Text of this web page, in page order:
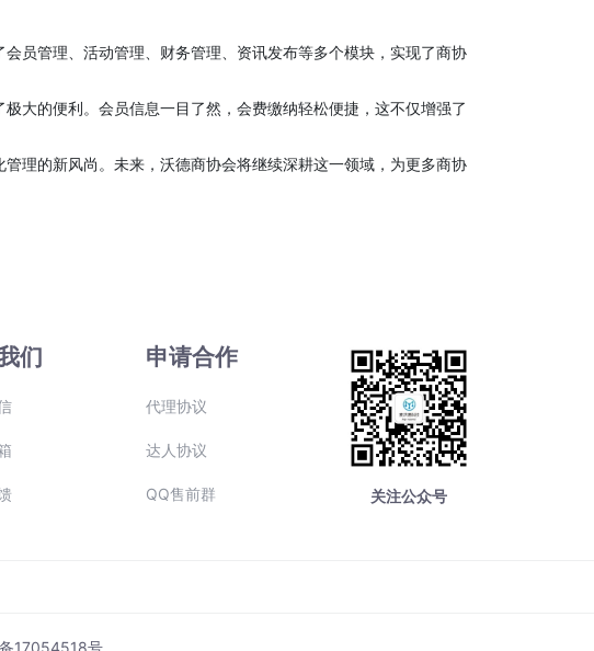
员管理、活动管理、财务管理、资讯发布等多个模块，实现了商协
大的便利。会员信息一目了然，会费缴纳轻松便捷，这不仅增强了
理的新风尚。未来，沃德商协会将继续深耕这一领域，为更多商协
们 申请合作
代理协议
达人协议
QQ售前群 关注公众号
17054518号